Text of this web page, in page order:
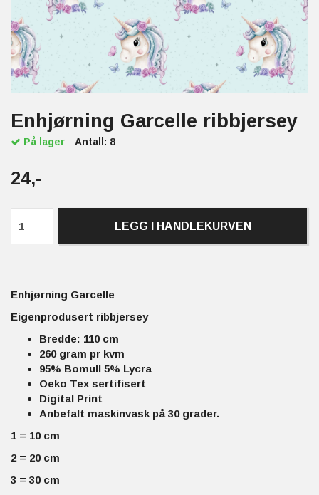
Enhjørning Garcelle ribbjersey
På lager Antall: 8
24,-
LEGG I HANDLEKURVEN
Enhjørning Garcelle
Eigenprodusert ribbjersey
Bredde: 110 cm
260 gram pr kvm
95% Bomull 5% Lycra
Oeko Tex sertifisert
Digital Print
Anbefalt maskinvask på 30 grader.
1 = 10 cm
2 = 20 cm
3 = 30 cm